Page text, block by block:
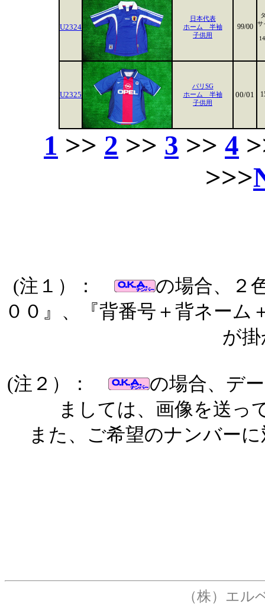
U2324
日本代表
ホーム 半袖
子供用
99/00
サ
U2325
パリSG
ホーム 半袖
子供用
00/01
1 >> 2 >> 3 >> 4
>>>
(注１）：
の場合、２
００』、『背番号＋背ネー
が
(注２）：
の場合、デ
ましては、画像を送っ
また、ご希望のナンバー
（株）エ